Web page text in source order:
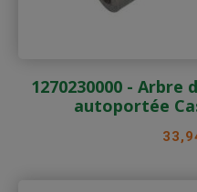
1270230000 -
autoportée
Prix